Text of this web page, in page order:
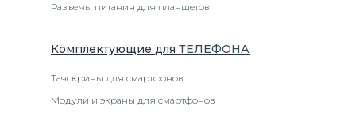
Разъемы питания для планшетов
Комплектующие для ТЕЛЕФОНА
Тачскрины для смартфонов
Модули и экраны для смартфонов